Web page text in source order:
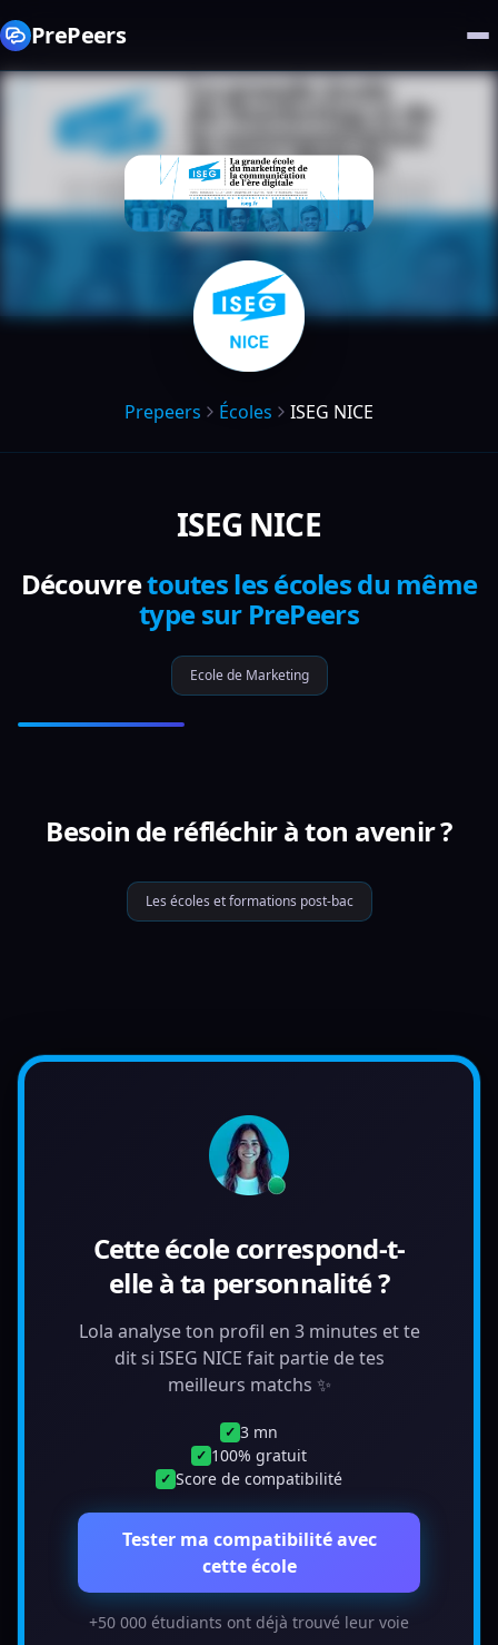
PrePeers
Prepeers Écoles ISEG NICE
ISEG NICE
Découvretoutes les écoles du même
type sur PrePeers
Ecole de Marketing
Besoin de réfléchir à ton avenir ?
Les écoles et formations post-bac
Cette école correspond-t-
elle à ta personnalité ?
Lola analyse ton profil en 3 minutes et te
dit si ISEG NICE fait partie de tes
meilleurs matchs ✨
✓ 3 mn
✓ 100% gratuit
✓ Score de compatibilité
Tester ma compatibilité avec
cette école
+50 000 étudiants ont déjà trouvé leur voie